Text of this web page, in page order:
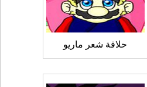
حلاقة شعر ماريو